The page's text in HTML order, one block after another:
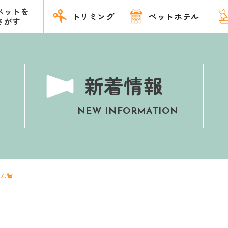
ットを
がす
トリミング ペットホテル
新着情報
NEW INFORMATION
🐩